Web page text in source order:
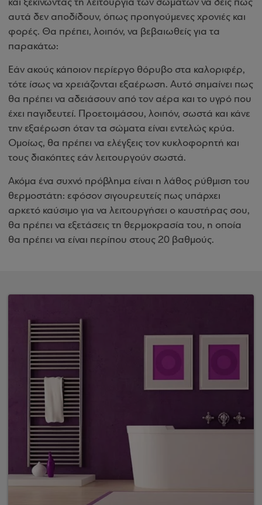
και ξεκινώντας τη λειτουργία των σωμάτων να δεις πως
αυτά δεν αποδίδουν, όπως προηγούμενες χρονιές και
φορές. Θα πρέπει, λοιπόν, να βεβαιωθείς για τα
παρακάτω:
Εάν ακούς κάποιον περίεργο θόρυβο στα καλοριφέρ,
τότε ίσως να χρειάζονται εξαέρωση. Αυτό σημαίνει πως
θα πρέπει να αδειάσουν από τον αέρα και το υγρό που
έχει παγιδευτεί. Προετοιμάσου, λοιπόν, σωστά και κάνε
την εξαέρωση όταν τα σώματα είναι εντελώς κρύα.
Ομοίως, θα πρέπει να ελέγξεις τον κυκλοφορητή και
τους διακόπτες εάν λειτουργούν σωστά.
Ακόμα ένα συχνό πρόβλημα είναι η λάθος ρύθμιση του
θερμοστάτη: εφόσον σιγουρευτείς πως υπάρχει
αρκετό καύσιμο για να λειτουργήσει ο καυστήρας σου,
θα πρέπει να εξετάσεις τη θερμοκρασία του, η οποία
θα πρέπει να είναι περίπου στους 20 βαθμούς.